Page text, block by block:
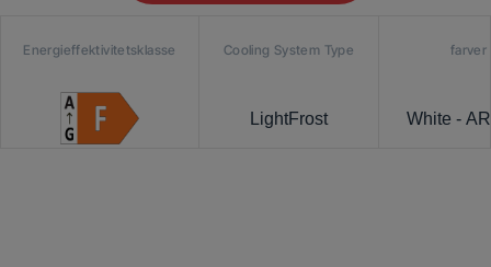
Energieffektivitetsklasse Cooling System Type
LightFrost
farver
White -